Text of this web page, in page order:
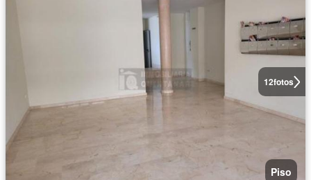
12fotos
Piso